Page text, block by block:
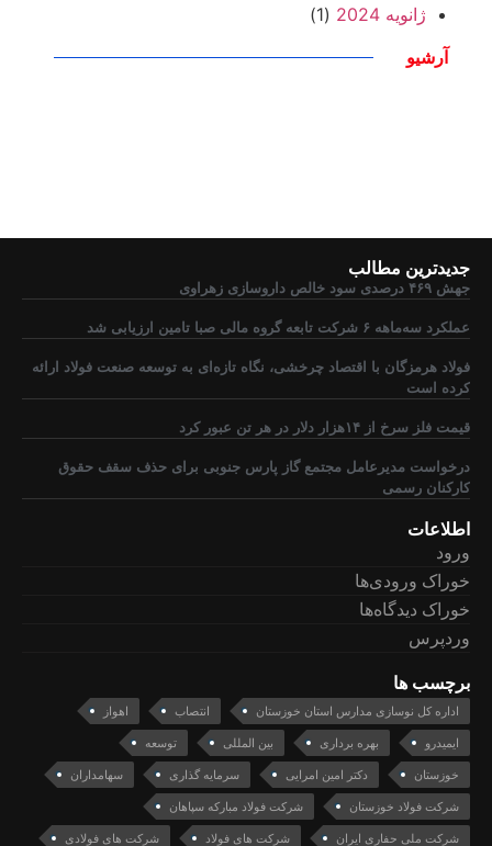
ژانویه 2024
(1)
آرشیو
جدیدترین مطالب
جهش ۴۶۹ درصدی سود خالص داروسازی زهراوی
عملکرد سه‌ماهه ۶ شرکت‌ تابعه گروه مالی صبا تامین ارزیابی شد
فولاد هرمزگان با اقتصاد چرخشی، نگاه تازه‌ای به توسعه صنعت فولاد ارائه
کرده است
قیمت فلز سرخ از ۱۴هزار دلار در هر تن عبور کرد
درخواست مدیرعامل مجتمع گاز پارس جنوبی برای حذف سقف حقوق
کارکنان رسمی
اطلاعات
ورود
خوراک ورودی‌ها
خوراک دیدگاه‌ها
وردپرس
برچسب ها
اداره کل نوسازی مدارس استان خوزستان انتصاب اهواز
ایمیدرو بهره برداری بین المللی توسعه
خوزستان دکتر امین امرایی سرمایه گذاری سهامداران
شرکت فولاد خوزستان شرکت فولاد مبارکه سپاهان
شرکت ملی حفاری ایران شرکت های فولاد شرکت های فولادی